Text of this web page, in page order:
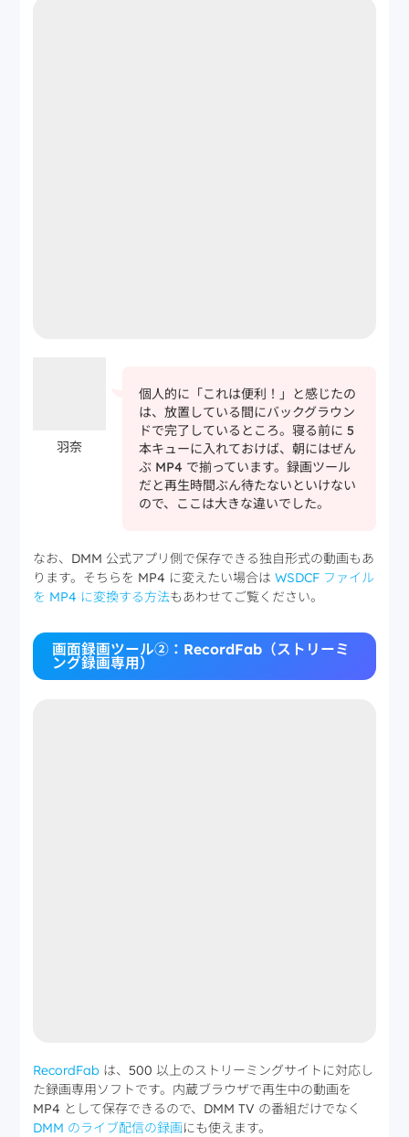
羽奈
個人的に「これは便利！」と感じたの
は、放置している間にバックグラウン
ドで完了しているところ。寝る前に 5
本キューに入れておけば、朝にはぜん
ぶ MP4 で揃っています。録画ツール
だと再生時間ぶん待たないといけない
ので、ここは大きな違いでした。
なお、DMM 公式アプリ側で保存できる独自形式の動画もあ
ります。そちらを MP4 に変えたい場合はWSDCF ファイル
を MP4 に変換する方法もあわせてご覧ください。
画面録画ツール②：RecordFab（ストリーミ
ング録画専用）
RecordFab は、500 以上のストリーミングサイトに対応し
た録画専用ソフトです。内蔵ブラウザで再生中の動画を
MP4 として保存できるので、DMM TV の番組だけでなく
DMM のライブ配信の録画にも使えます。